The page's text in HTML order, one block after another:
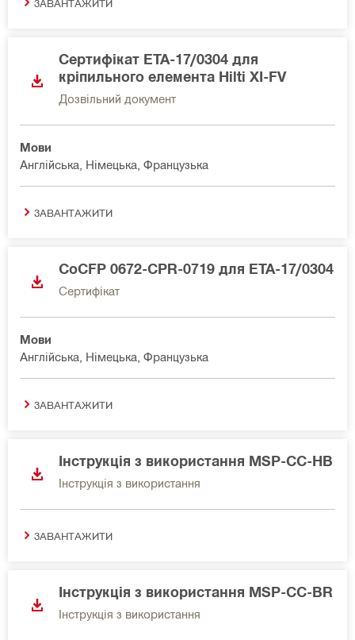
ЗАВАНТАЖИТИ
Сертифікат ETA-17/0304 для
кріпильного елемента Hilti XI-FV
Дозвільний документ
Мови
Англійська, Німецька, Французька
ЗАВАНТАЖИТИ
CoCFP 0672-CPR-0719 для ETA-17/0304
Сертифікат
Мови
Англійська, Німецька, Французька
ЗАВАНТАЖИТИ
Інструкція з використання MSP-CC-HB
Інструкція з використання
ЗАВАНТАЖИТИ
Інструкція з використання MSP-CC-BR
Інструкція з використання